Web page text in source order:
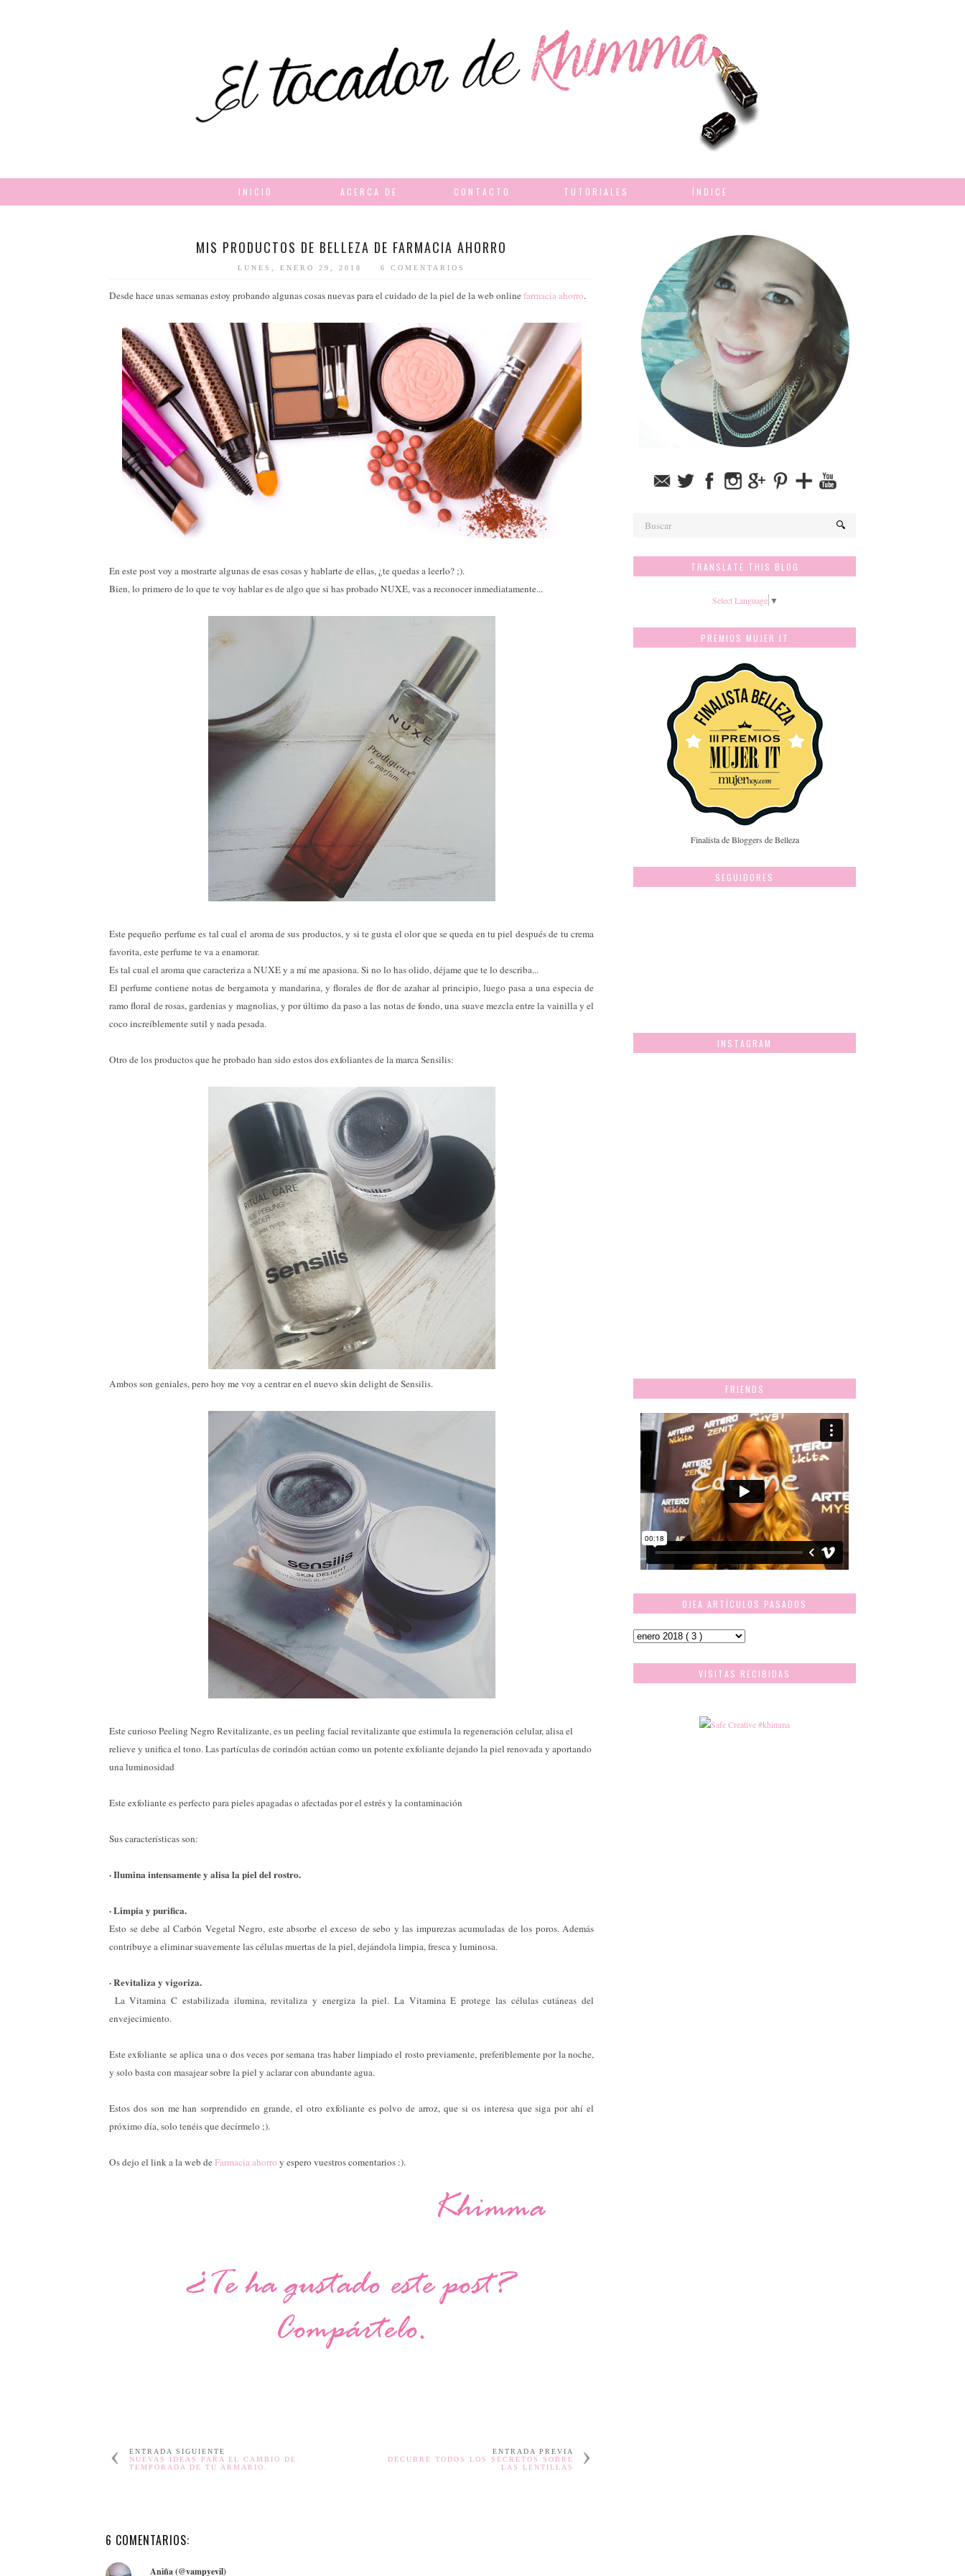
INICIO ACERCA DE CONTACTO TUTORIALES ÍNDICE
MIS PRODUCTOS DE BELLEZA DE FARMACIA AHORRO
LUNES, ENERO 29, 2018 6 COMENTARIOS
Desde hace unas semanas estoy probando algunas cosas nuevas para el cuidado de la piel de la web onlinefarmacia ahorro.
En este post voy a mostrarte algunas de esas cosas y hablarte de ellas, ¿te quedas a leerlo? ;).
Bien, lo primero de lo que te voy hablar es de algo que si has probado NUXE, vas a reconocer inmediatamente...
Este pequeño perfume es tal cual el aroma de sus productos, y si te gusta el olor que se queda en tu piel después de tu crema
favorita, este perfume te va a enamorar.
Es tal cual el aroma que caracteriza a NUXE y a mí me apasiona. Si no lo has olido, déjame que te lo describa...
El perfume contiene notas de bergamota y mandarina, y florales de flor de azahar al principio, luego pasa a una especia de
ramo floral de rosas, gardenias y magnolias, y por último da paso a las notas de fondo, una suave mezcla entre la vainilla y el
coco increíblemente sutil y nada pesada.
Otro de los productos que he probado han sido estos dos exfoliantes de la marca Sensilis:
Ambos son geniales, pero hoy me voy a centrar en el nuevo skin delight de Sensilis.
Este curioso Peeling Negro Revitalizante, es un peeling facial revitalizante que estimula la regeneración celular, alisa el
relieve y unifica el tono. Las partículas de corindón actúan como un potente exfoliante dejando la piel renovada y aportando
una luminosidad
Este exfoliante es perfecto para pieles apagadas o afectadas por el estrés y la contaminación
Sus características son:
· Ilumina intensamente y alisa la piel del rostro.
· Limpia y purifica.
Esto se debe al Carbón Vegetal Negro, este absorbe el exceso de sebo y las impurezas acumuladas de los poros. Además
contribuye a eliminar suavemente las células muertas de la piel, dejándola limpia, fresca y luminosa.
· Revitaliza y vigoriza.
La Vitamina C estabilizada ilumina, revitaliza y energiza la piel. La Vitamina E protege las células cutáneas del
envejecimiento.
Este exfoliante se aplica una o dos veces por semana tras haber limpiado el rosto previamente, preferiblemente por la noche,
y solo basta con masajear sobre la piel y aclarar con abundante agua.
Estos dos son me han sorprendido en grande, el otro exfoliante es polvo de arroz, que si os interesa que siga por ahí el
próximo día, solo tenéis que decírmelo ;).
Os dejo el link a la web deFarmacia ahorro y espero vuestros comentarios :).
ENTRADA SIGUIENTE
NUEVAS IDEAS PARA EL CAMBIO DE
TEMPORADA DE TU ARMARIO.
ENTRADA PREVIA
DECUBRE TODOS LOS SECRETOS SOBRE
LAS LENTILLAS
6 COMENTARIOS:
Aniña (@vampyevil)
TRANSLATE THIS BLOG
Select Language ▼
PREMIOS MUJER IT
Finalista de Bloggers de Belleza
SEGUIDORES
INSTAGRAM
FRIENDS
OJEA ARTÍCULOS PASADOS
VISITAS RECIBIDAS